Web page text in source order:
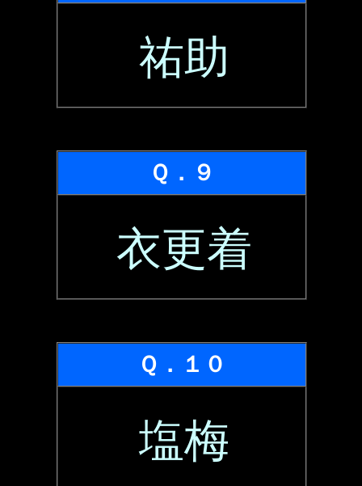
祐助
Ｑ．９
衣更着
Ｑ．１０
塩梅